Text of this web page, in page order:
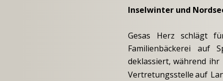
Inselwinter und
Gesas Herz schlägt
Familienbäckerei
auf
deklassiert, während ihr
Vertretungsstelleauf